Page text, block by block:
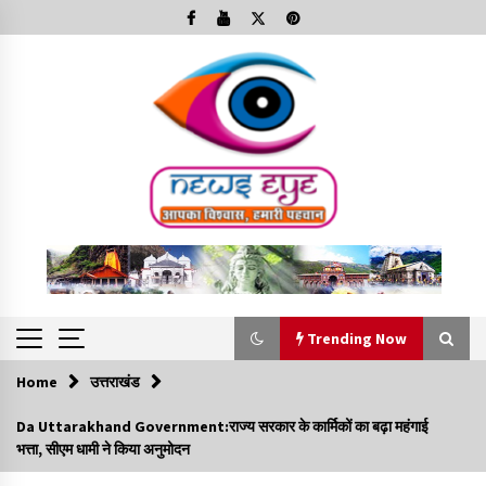
to
Trending Now
Trending Now
Minorities Rights Day : विश्व अल्पसंख्यक अधिकार दिवस
कार्यक्रम में शामिल हुए सीएम,आधुनिक मदरसों का नाम अब्दुल कलाम के नाम
Home उत्तराखंड
Da Uttarakhand Government:राज्य सरकार के कार्मिकों का बढ़ा महंगाई
भत्ता, सीएम धामी ने किया अनुमोदन